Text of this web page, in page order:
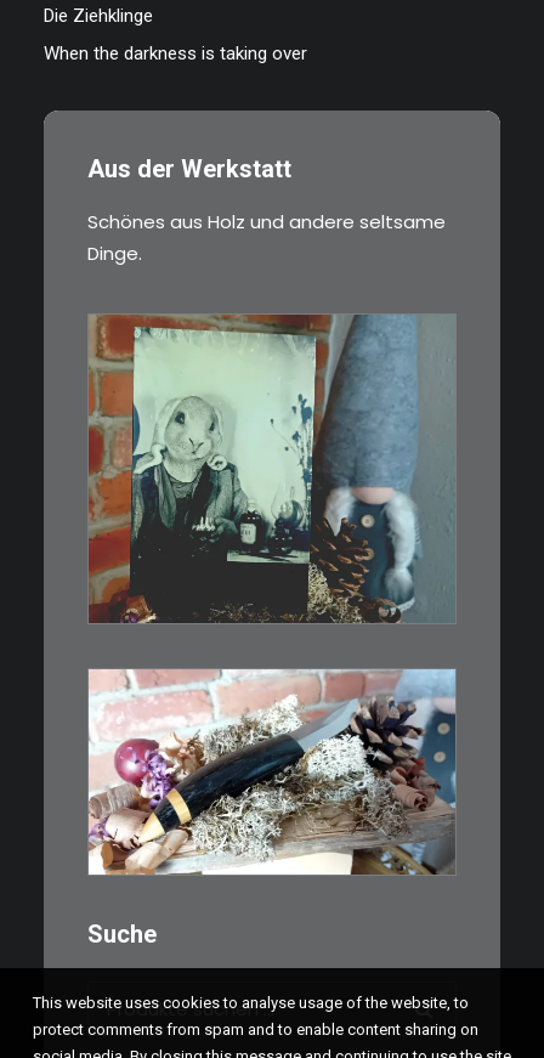
Die Ziehklinge
When the darkness is taking over
Aus der Werkstatt
Schönes aus Holz und andere seltsame
Dinge.
€3,00
Limitierte Auflage. Original:
Abzug von…
€39,00
Kleines Schmuckmesser, ideal
als…
Suche
Suchen
nach:
This website uses cookies to analyse usage of the website, to
protect comments from spam and to enable content sharing on